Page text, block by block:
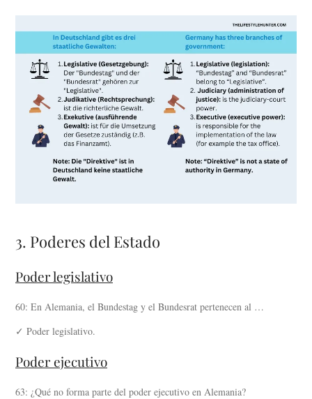
3. Poderes del Estado
Poder legislativo
60: En Alemania, el Bundestag y el Bundesrat pertenecen al …
✓ Poder legislativo.
Poder ejecutivo
63: ¿Qué no forma parte del poder ejecutivo en Alemania?